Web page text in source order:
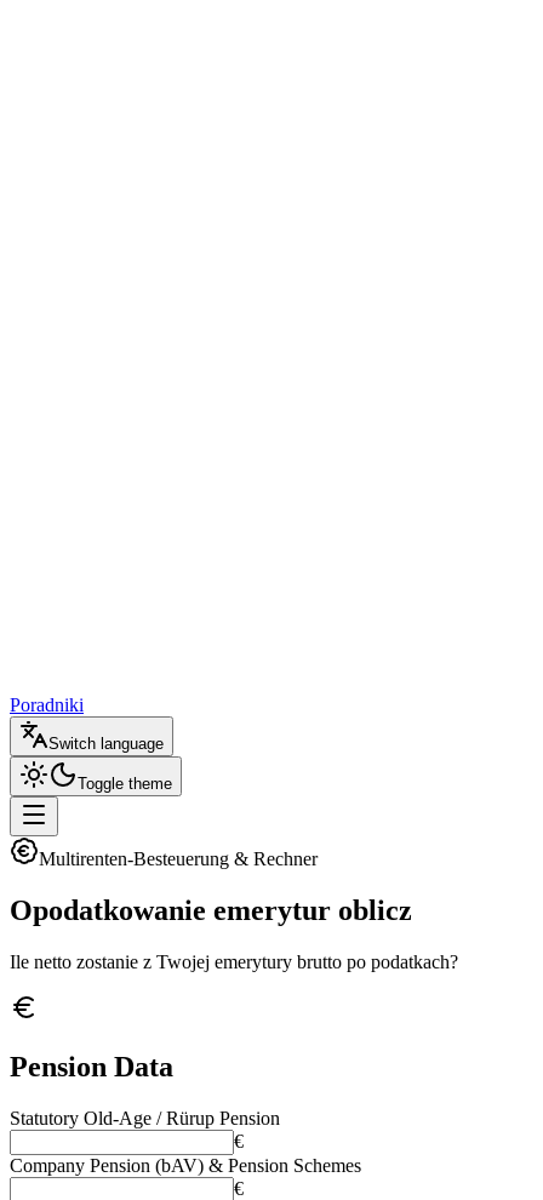
Poradniki
Switch language
Toggle theme
Multirenten-Besteuerung & Rechner
Opodatkowanie emerytur oblicz
Ile netto zostanie z Twojej emerytury brutto po podatkach?
Pension Data
Statutory Old-Age / Rürup Pension
€
Company Pension (bAV) & Pension Schemes
€